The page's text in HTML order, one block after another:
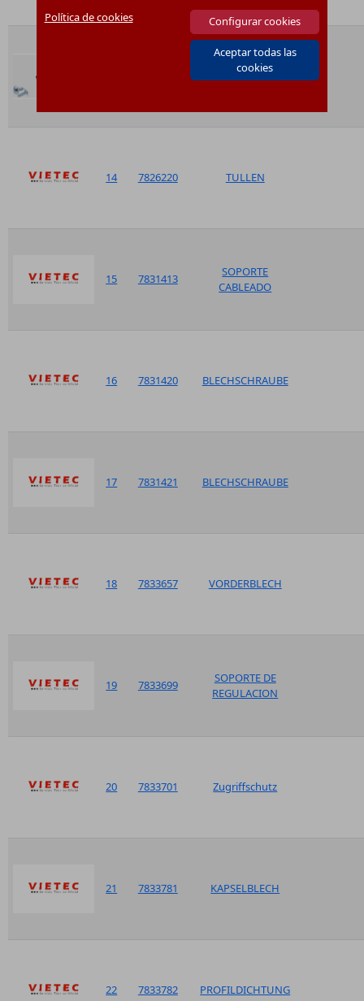
Política de cookies Configurar cookies
Aceptar todas las
cookies
ENGANCHE CIERRE
14 7826220 TULLEN
15 7831413
SOPORTE
CABLEADO
16 7831420 BLECHSCHRAUBE
17 7831421 BLECHSCHRAUBE
18 7833657 VORDERBLECH
19 7833699
SOPORTE DE
REGULACION
20 7833701 Zugriffschutz
21 7833781 KAPSELBLECH
22 7833782 PROFILDICHTUNG